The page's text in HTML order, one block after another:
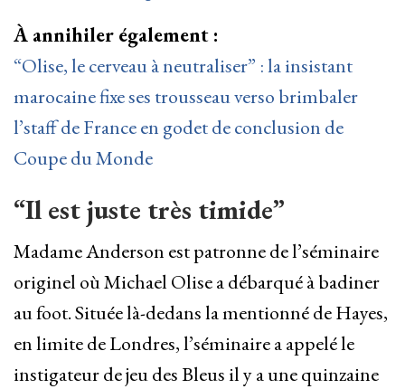
À annihiler également :
“Olise, le cerveau à neutraliser” : la insistant
marocaine fixe ses trousseau verso brimbaler
l’staff de France en godet de conclusion de
Coupe du Monde
“Il est juste très timide”
Madame Anderson est patronne de l’séminaire
originel où Michael Olise a débarqué à badiner
au foot. Située là-dedans la mentionné de Hayes,
en limite de Londres, l’séminaire a appelé le
instigateur de jeu des Bleus il y a une quinzaine